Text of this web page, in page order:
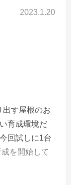
2023.1.20
出す屋根のお
育成環境だ
回試しに1台
を開始して
、非常に満